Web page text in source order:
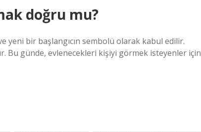
doğru mu?
yeni bir başlangıcın sembolü olarak kabul edilir.
Bu günde, evlenecekleri kişiyi görmek isteyenler için